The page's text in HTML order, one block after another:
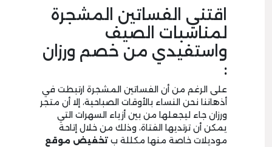
اقتني الفساتين المشجرة
لمناسبات الصيف
واستفيدي من خصم ورزان
:
على الرغم من أن الفساتين المشجرة ارتبطت في
أذهاننا نحن النساء بالأوقات الصباحية، إلا أن متجر
ورزان جاء ليجعلها من بين أزياء السهرات التي
يمكن أن ترتديها الفتاة، وذلك من خلال إتاحة
موديلات خاصة منها مكللة ب تخفيض موقع